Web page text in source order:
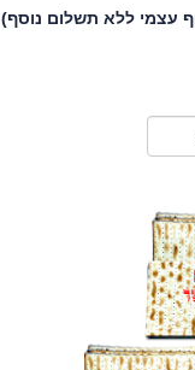
עצמי ללא תשלום נוסף)